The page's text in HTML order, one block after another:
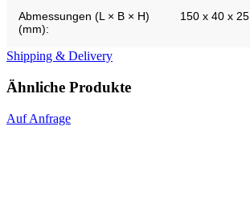
Abmessungen (L × B × H)
(mm):
150 x 40 x 25
Shipping & Delivery
Ähnliche Produkte
Auf Anfrage